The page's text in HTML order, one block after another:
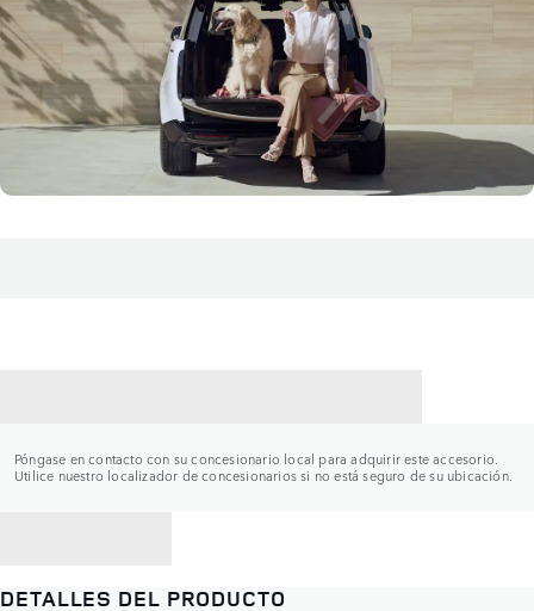
Póngase en contacto con su concesionario local para adquirir este accesorio.
Utilice nuestro localizador de concesionarios si no está seguro de su ubicación.
DETALLES DEL PRODUCTO